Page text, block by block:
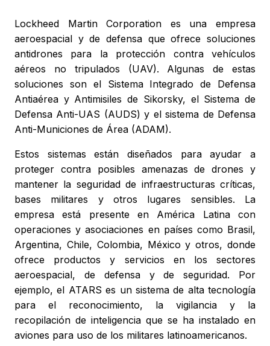
Lockheed Martin Corporation es una empresa
aeroespacial y de defensa que ofrece soluciones
antidrones para la protección contra vehículos
aéreos no tripulados (UAV). Algunas de estas
soluciones son el Sistema Integrado de Defensa
Antiaérea y Antimisiles de Sikorsky, el Sistema de
Defensa Anti-UAS (AUDS) y el sistema de Defensa
Anti-Municiones de Área (ADAM).
Estos sistemas están diseñados para ayudar a
proteger contra posibles amenazas de drones y
mantener la seguridad de infraestructuras críticas,
bases militares y otros lugares sensibles. La
empresa está presente en América Latina con
operaciones y asociaciones en países como Brasil,
Argentina, Chile, Colombia, México y otros, donde
ofrece productos y servicios en los sectores
aeroespacial, de defensa y de seguridad. Por
ejemplo, el ATARS es un sistema de alta tecnología
para el reconocimiento, la vigilancia y la
recopilación de inteligencia que se ha instalado en
aviones para uso de los militares latinoamericanos.